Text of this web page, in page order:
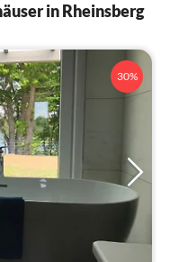
in Rheinsberg
30%